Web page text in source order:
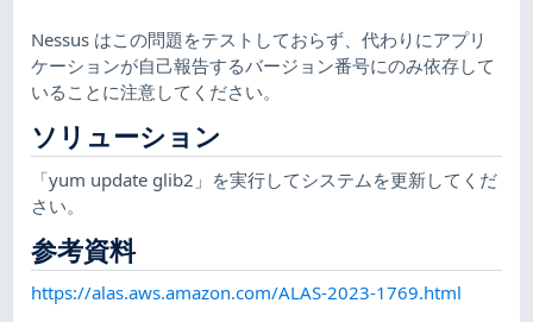
Nessus はこの問題をテストしておらず、代わりにアプリ
ケーションが自己報告するバージョン番号にのみ依存して
いることに注意してください。
ソリューション
「yum update glib2」を実行してシステムを更新してくだ
さい。
参考資料
https://alas.aws.amazon.com/ALAS-2023-1769.html